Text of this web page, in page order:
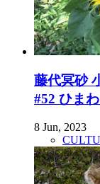
藤代冥砂
#52 ひまわ
8 Jun, 2023